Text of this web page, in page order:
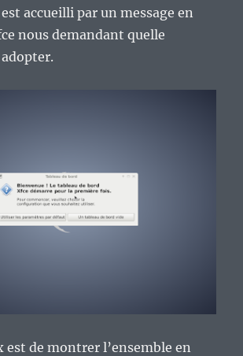
accueilli par un message en
nous demandant quelle
est de montrer l’ensemble en